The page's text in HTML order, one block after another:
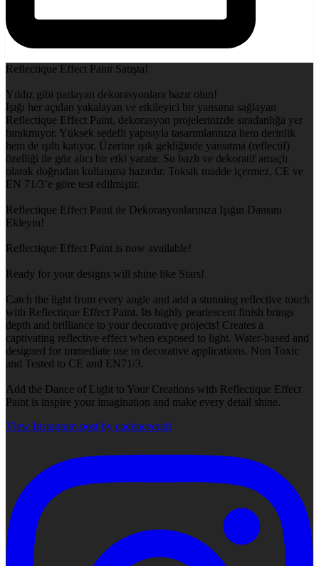
Reflectique Effect Paint Satışta!
Yıldız gibi parlayan dekorasyonlara hazır olun!
Işığı her açıdan yakalayan ve etkileyici bir yansıma sağlayan
Reflectique Effect Paint, dekorasyon projelerinizde sıradanlığa yer
bırakmıyor. Yüksek sedefli yapısıyla tasarımlarınıza hem derinlik
hem de ışıltı katıyor. Üzerine ışık geldiğinde yansıtma (reflectif)
özelliği ile göz alıcı bir etki yaratır. Su bazlı ve dekoratif amaçlı
olarak doğrudan kullanıma hazırdır. Toksik madde içermez, CE ve
EN 71/3’e göre test edilmiştir.
Reflectique Effect Paint ile Dekorasyonlarınıza Işığın Dansını
Ekleyin!
Reflectique Effect Paint is now available!
Ready for your designs will shine like Stars!
Catch the light from every angle and add a stunning reflective touch
with Reflectique Effect Paint. Its highly pearlescent finish brings
depth and brilliance to your decorative projects! Creates a
captivating reflective effect when exposed to light. Water-based and
designed for immediate use in decorative applications. Non Toxic
and Tested to CE and EN71/3.
Add the Dance of Light to Your Creations with Reflectique Effect
Paint is inspire your imagination and make every detail shine.
View Instagram post by cadencecraft